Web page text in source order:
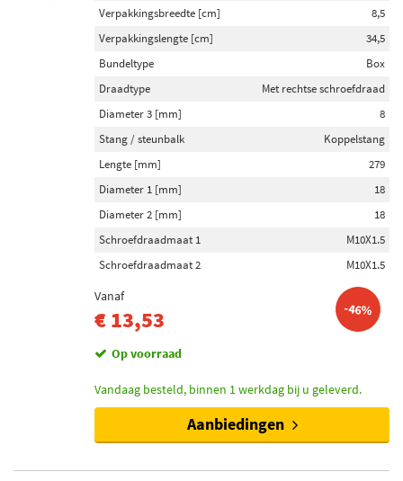
Verpakkingsbreedte [cm]
8,5
Verpakkingslengte [cm]
34,5
Bundeltype
Box
Draadtype
Met rechtse schroefdraad
Diameter 3 [mm]
8
Stang / steunbalk
Koppelstang
Lengte [mm]
279
Diameter 1 [mm]
18
Diameter 2 [mm]
18
Schroefdraadmaat 1
M10X1.5
Schroefdraadmaat 2
M10X1.5
Vanaf
€ 13,53 -46%
Op voorraad
Vandaag besteld, binnen 1 werkdag bij u geleverd.
Aanbiedingen